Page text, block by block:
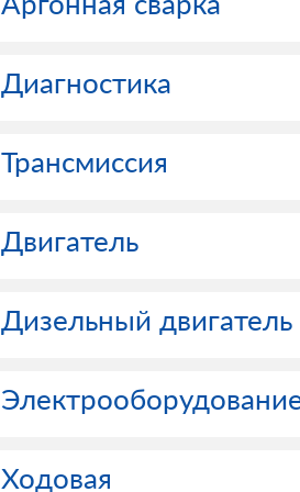
Диагностика
Трансмиссия
Двигатель
Дизельный двигатель
Ходовая